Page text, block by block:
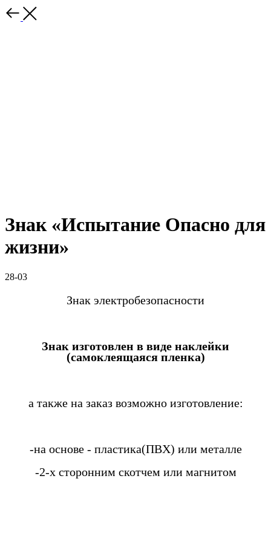
Знак «Испытание Опасно для
жизни»
28-03
Знак электробезопасности
Знак изготовлен в виде наклейки
(самоклеящаяся пленка)
а также на заказ возможно изготовление:
-на основе - пластика(ПВХ) или металле
-2-х сторонним скотчем или магнитом